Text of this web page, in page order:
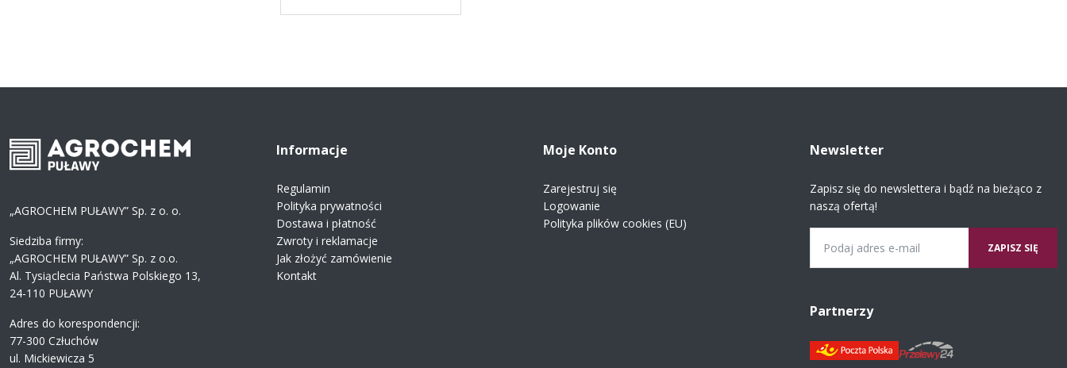
„AGROCHEM PUŁAWY” Sp. z o. o.
Siedziba firmy:
„AGROCHEM PUŁAWY” Sp. z o.o.
Al. Tysiąclecia Państwa Polskiego 13,
24-110 PUŁAWY
Adres do korespondencji:
77-300 Człuchów
ul. Mickiewicza 5
Informacje
Regulamin
Polityka prywatności
Dostawa i płatność
Zwroty i reklamacje
Jak złożyć zamówienie
Kontakt
Moje Konto
Zarejestruj się
Logowanie
Polityka plików cookies (EU)
Newsletter
Zapisz się do newslettera i bądź na bieżąco z
naszą ofertą!
Partnerzy